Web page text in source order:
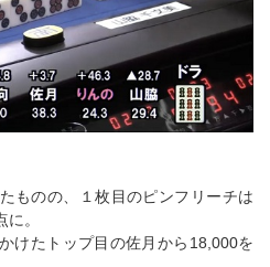
ものの、１枚目のピンフリーチは
。
けたトップ目の佐月から18,000を